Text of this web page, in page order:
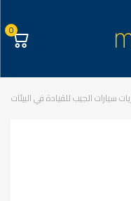
0